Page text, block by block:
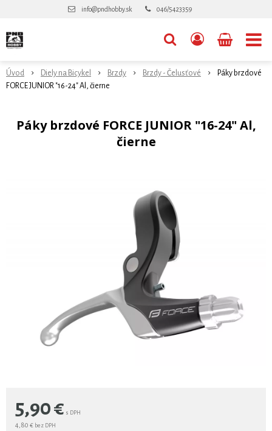
info@pndhobby.sk 046/5423359
Úvod Diely na Bicykel Brzdy Brzdy - Čelusťové
Páky brzdové
FORCE JUNIOR "16-24" Al, čierne
Páky brzdové FORCE JUNIOR "16-24" Al,
čierne
5,90€ s DPH
4,80 € bez DPH